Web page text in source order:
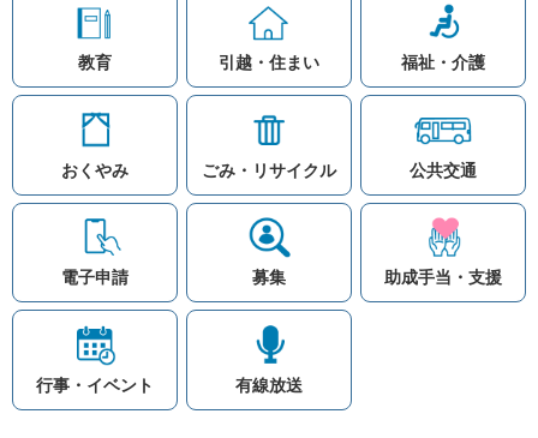
知りたい情報を検索
注目ワード
公共交通
入札
高齢者福祉 補助金
教育 引越・住まい 福祉・介護
おくやみ ごみ・リサイクル 公共交通
電子申請 募集 助成手当・支援
行事・イベント 有線放送
お問い合わせ
リンク集
このホームページ
著作権と免責事項につ
プライバシーポリシー
© Village Hara